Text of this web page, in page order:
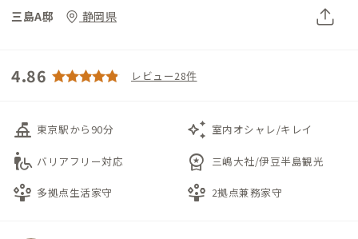
三島A邸 静岡県
4.86 レビュー28件
things_to_do 東京駅から90分 auto_awesome 室内オシャレ/キレイ
wheelchair_pickup バリアフリー対応 workspace_premium 三嶋大社/伊豆半島観光
person_play 多拠点生活家守 person_play 2拠点兼務家守